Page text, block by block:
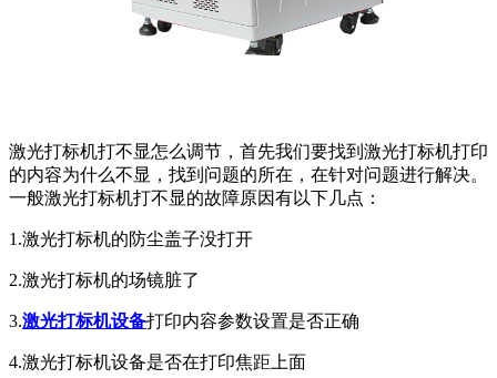
激光打标机打不显怎么调节，首先我们要找到激光打标机打印
的内容为什么不显，找到问题的所在，在针对问题进行解决。
一般激光打标机打不显的故障原因有以下几点：
1.激光打标机的防尘盖子没打开
2.激光打标机的场镜脏了
3.激光打标机设备打印内容参数设置是否正确
4.激光打标机设备是否在打印焦距上面